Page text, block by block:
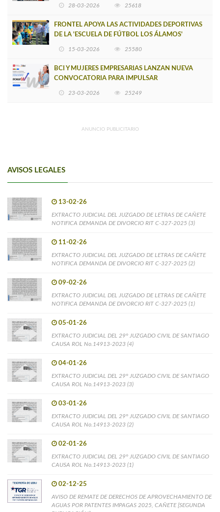
28-03-2026 25618
FRONTEL APOYA LAS ACTIVIDADES DEPORTIVAS
DE LA 'ESCUELA DE FÚTBOL LOS ÁLAMOS'
15-03-2026 25580
BCI Y MUJERES EMPRESARIAS LANZAN NUEVA
CONVOCATORIA PARA IMPULSAR
23-03-2026 25249
ANUNCIO PUBLICITARIO
AVISOS LEGALES
13-02-26
EXTRACTO JUDICIAL DEL JUZGADO DE LETRAS DE CAÑETE
NOTIFICA DEMANDA DE DIVORCIO RIT C-327-2025 (3)
11-02-26
EXTRACTO JUDICIAL DEL JUZGADO DE LETRAS DE CAÑETE
NOTIFICA DEMANDA DE DIVORCIO RIT C-327-2025 (2)
09-02-26
EXTRACTO JUDICIAL DEL JUZGADO DE LETRAS DE CAÑETE
NOTIFICA DEMANDA DE DIVORCIO RIT C-327-2025 (1)
05-01-26
EXTRACTO JUDICIAL DEL 29° JUZGADO CIVIL DE SANTIAGO
CAUSA ROL No.14913-2023 (4)
04-01-26
EXTRACTO JUDICIAL DEL 29° JUZGADO CIVIL DE SANTIAGO
CAUSA ROL No.14913-2023 (3)
03-01-26
EXTRACTO JUDICIAL DEL 29° JUZGADO CIVIL DE SANTIAGO
CAUSA ROL No.14913-2023 (2)
02-01-26
EXTRACTO JUDICIAL DEL 29° JUZGADO CIVIL DE SANTIAGO
CAUSA ROL No.14913-2023 (1)
02-12-25
AVISO DE REMATE DE DERECHOS DE APROVECHAMIENTO DE
AGUAS POR PATENTES IMPAGAS 2025, CAÑETE [SEGUNDA